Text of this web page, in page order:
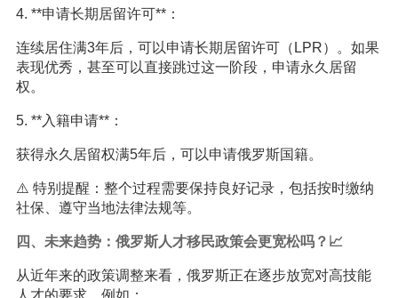
4. **申请长期居留许可**：
连续居住满3年后，可以申请长期居留许可（LPR）。如果
表现优秀，甚至可以直接跳过这一阶段，申请永久居留
权。
5. **入籍申请**：
获得永久居留权满5年后，可以申请俄罗斯国籍。
⚠️ 特别提醒：整个过程需要保持良好记录，包括按时缴纳
社保、遵守当地法律法规等。
四、未来趋势：俄罗斯人才移民政策会更宽松吗？📈
从近年来的政策调整来看，俄罗斯正在逐步放宽对高技能
人才的要求。例如：